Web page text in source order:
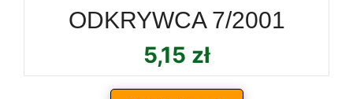
ODKRYWCA 7/2001
5,15 zł